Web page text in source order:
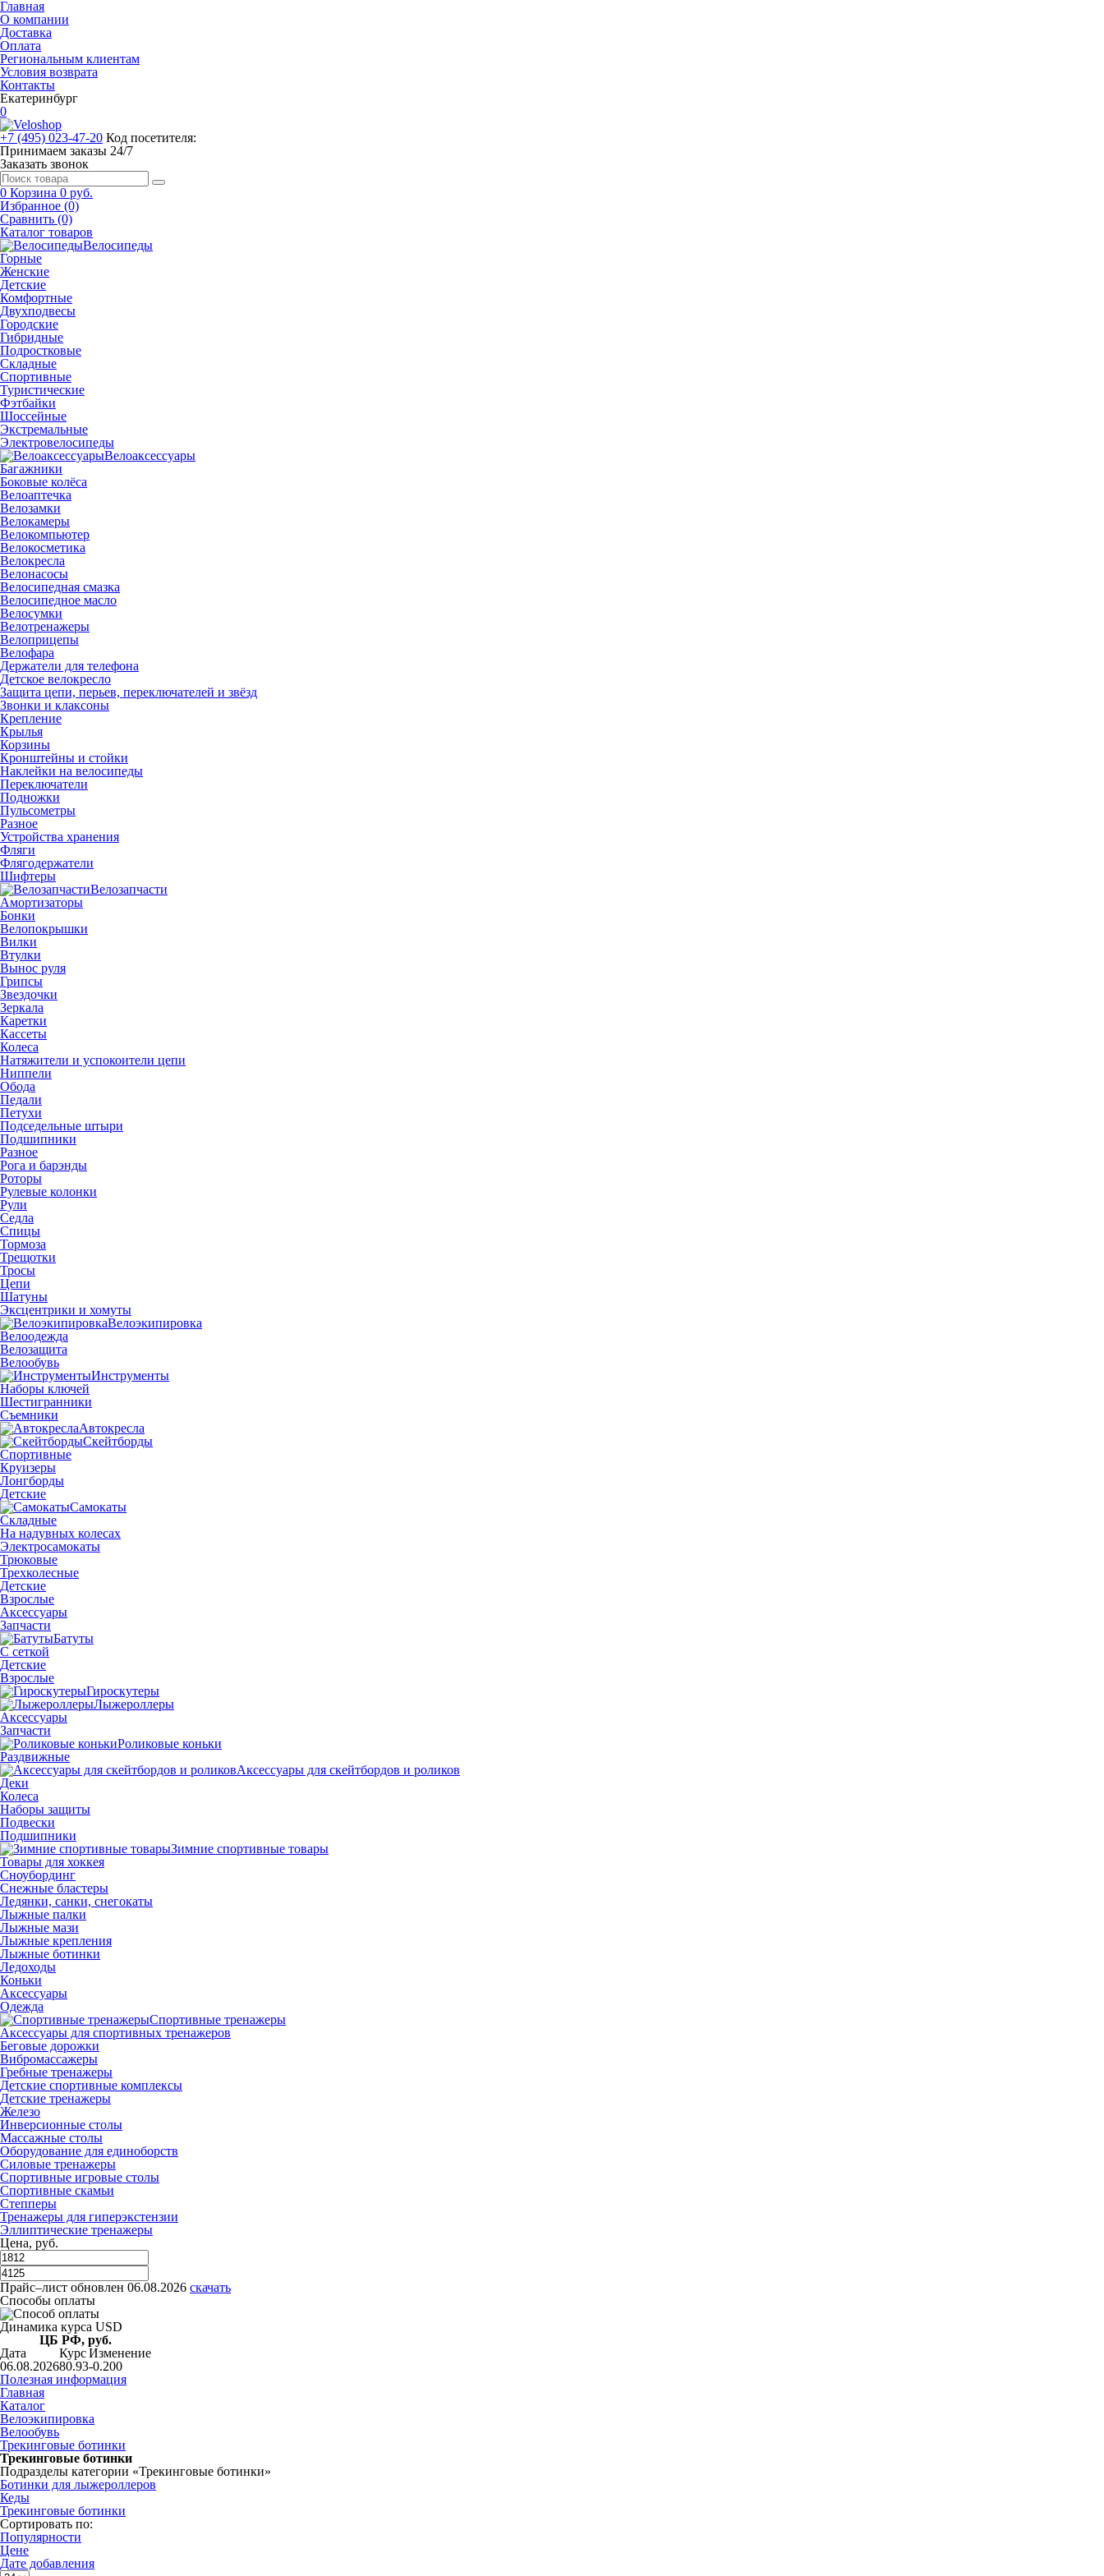
Главная
О компании
Доставка
Оплата
Региональным клиентам
Условия возврата
Контакты
Екатеринбург
0
+7 (495) 023-47-20 Код посетителя:
Принимаем заказы 24/7
Заказать звонок
0 Корзина 0 руб.
Избранное (0)
Сравнить (0)
Каталог товаров
Велосипеды
Горные
Женские
Детские
Комфортные
Двухподвесы
Городские
Гибридные
Подростковые
Складные
Спортивные
Туристические
Фэтбайки
Шоссейные
Экстремальные
Электровелосипеды
Велоаксессуары
Багажники
Боковые колёса
Велоаптечка
Велозамки
Велокамеры
Велокомпьютер
Велокосметика
Велокресла
Велонасосы
Велосипедная смазка
Велосипедное масло
Велосумки
Велотренажеры
Велоприцепы
Велофара
Держатели для телефона
Детское велокресло
Защита цепи, перьев, переключателей и звёзд
Звонки и клаксоны
Крепление
Крылья
Корзины
Кронштейны и стойки
Наклейки на велосипеды
Переключатели
Подножки
Пульсометры
Разное
Устройства хранения
Фляги
Флягодержатели
Шифтеры
Велозапчасти
Амортизаторы
Бонки
Велопокрышки
Вилки
Втулки
Вынос руля
Грипсы
Звездочки
Зеркала
Каретки
Кассеты
Колеса
Натяжители и успокоители цепи
Ниппели
Обода
Педали
Петухи
Подседельные штыри
Подшипники
Разное
Рога и барэнды
Роторы
Рулевые колонки
Рули
Седла
Спицы
Тормоза
Трещотки
Тросы
Цепи
Шатуны
Эксцентрики и хомуты
Велоэкипировка
Велоодежда
Велозащита
Велообувь
Инструменты
Наборы ключей
Шестигранники
Съемники
Автокресла
Скейтборды
Спортивные
Круизеры
Лонгборды
Детские
Самокаты
Складные
На надувных колесах
Электросамокаты
Трюковые
Трехколесные
Детские
Взрослые
Аксессуары
Запчасти
Батуты
С сеткой
Детские
Взрослые
Гироскутеры
Лыжероллеры
Аксессуары
Запчасти
Роликовые коньки
Раздвижные
Аксессуары для скейтбордов и роликов
Деки
Колеса
Наборы защиты
Подвески
Подшипники
Зимние спортивные товары
Товары для хоккея
Сноубординг
Снежные бластеры
Ледянки, санки, снегокаты
Лыжные палки
Лыжные мази
Лыжные крепления
Лыжные ботинки
Ледоходы
Коньки
Аксессуары
Одежда
Спортивные тренажеры
Аксессуары для спортивных тренажеров
Беговые дорожки
Вибромассажеры
Гребные тренажеры
Детские спортивные комплексы
Детские тренажеры
Железо
Инверсионные столы
Массажные столы
Оборудование для единоборств
Силовые тренажеры
Спортивные игровые столы
Спортивные скамьи
Степперы
Тренажеры для гиперэкстензии
Эллиптические тренажеры
Цена, руб.
Прайс–лист обновлен 06.08.2026 скачать
Способы оплаты
Динамика курса USD
ЦБ РФ, руб.
Дата
КурсИзменение
06.08.202680.93-0.200
Полезная информация
Главная
Каталог
Велоэкипировка
Велообувь
Трекинговые ботинки
Трекинговые ботинки
Подразделы категории «Трекинговые ботинки»
Ботинки для лыжероллеров
Кеды
Трекинговые ботинки
Сортировать по:
Популярности
Цене
Дате добавления